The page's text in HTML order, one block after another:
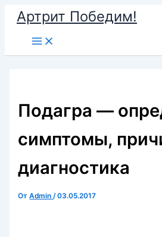
Перейти
содержимому
Артрит Победим!
Main
Menu
Подагра —
симптомы,
диагностика
ОтAdmin/03.05.2017